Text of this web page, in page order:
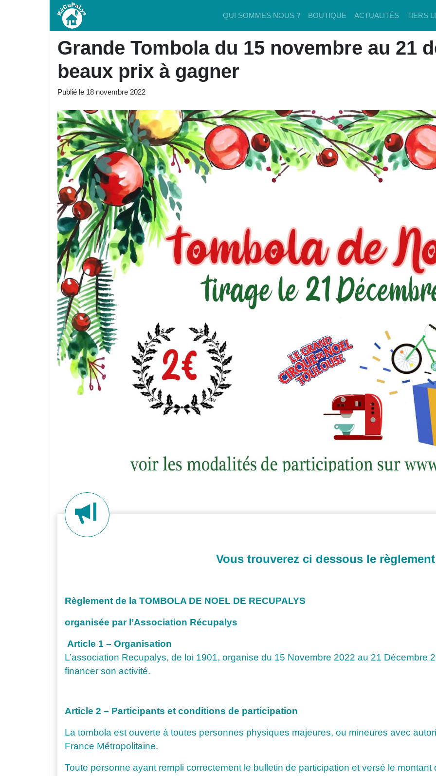
QUI SOMMES NOUS ? BOUTIQUE ACTUALITÉS TIERS
Grande Tombola du 15 novembre au 21
beaux prix à gagner
Publié le 18 novembre 2022
Vous trouverez ci dessous le
Règlement de la TOMBOLA DE NOEL DE RECUPALYS
organisée par l’Association Récupalys
Article 1 – Organisation
L’association Recupalys, de loi 1901, organise du 15 Novembre 2022 au 21 Décembre
financer son activité.
Article 2 – Participants et conditions de participation
La tombola est ouverte à toutes personnes physiques majeures, ou mineures avec
France Métropolitaine.
Toute personne ayant rempli correctement le bulletin de participation et versé le